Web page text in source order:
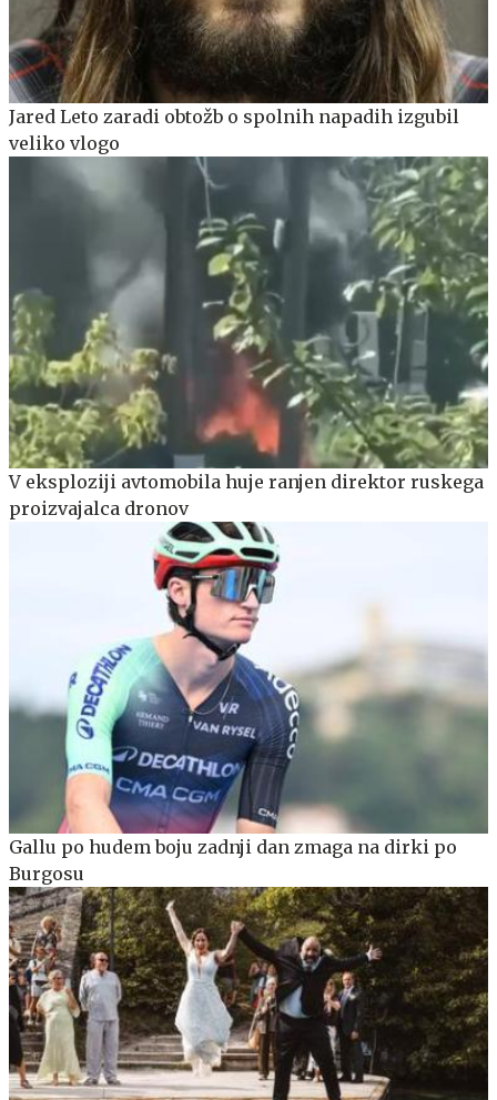
Jared Leto zaradi obtožb o spolnih napadih izgubil
veliko vlogo
V eksploziji avtomobila huje ranjen direktor ruskega
proizvajalca dronov
Gallu po hudem boju zadnji dan zmaga na dirki po
Burgosu